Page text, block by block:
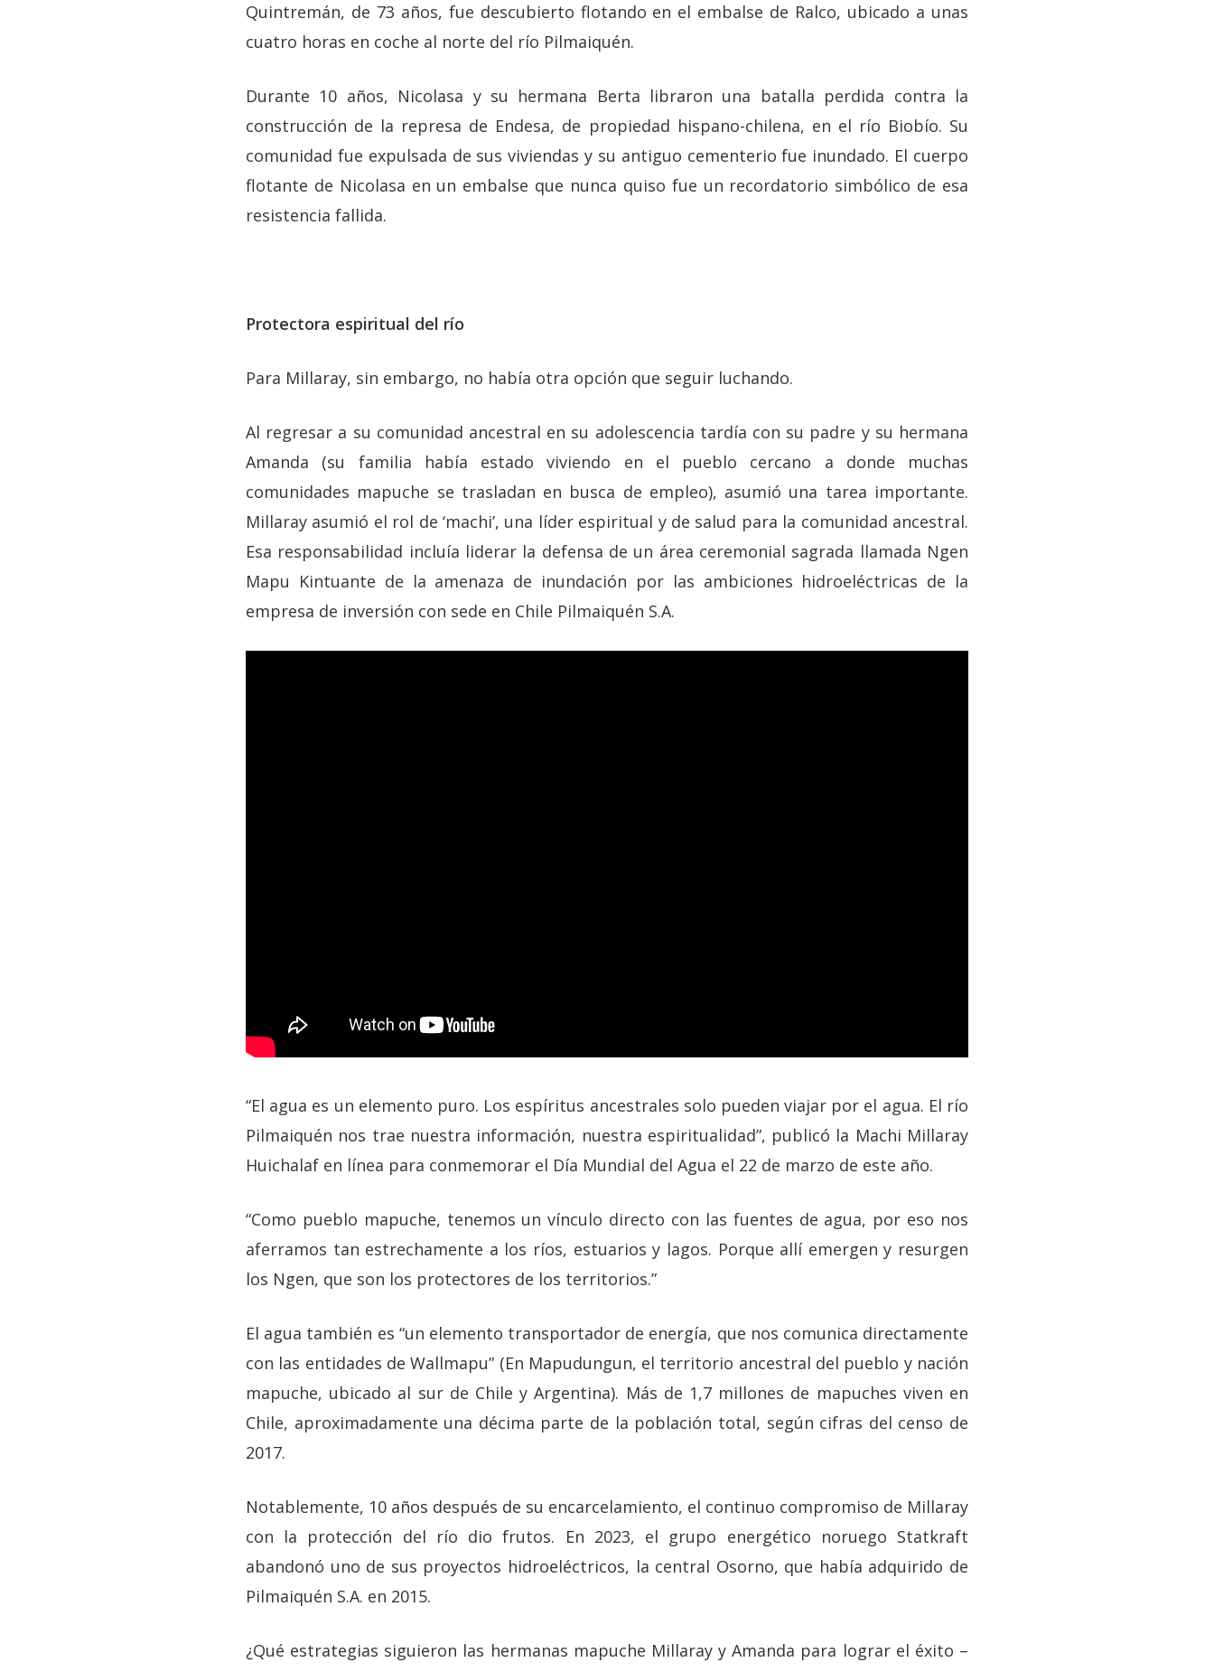
Quintremán, de 73 años, fue descubierto flotando en el embalse de Ralco, ubicado a unas
cuatro horas en coche al norte del río Pilmaiquén.
Durante 10 años, Nicolasa y su hermana Berta libraron una batalla perdida contra la
construcción de la represa de Endesa, de propiedad hispano-chilena, en el río Biobío. Su
comunidad fue expulsada de sus viviendas y su antiguo cementerio fue inundado. El cuerpo
flotante de Nicolasa en un embalse que nunca quiso fue un recordatorio simbólico de esa
resistencia fallida.
Protectora espiritual del río
Para Millaray, sin embargo, no había otra opción que seguir luchando.
Al regresar a su comunidad ancestral en su adolescencia tardía con su padre y su hermana
Amanda (su familia había estado viviendo en el pueblo cercano a donde muchas
comunidades mapuche se trasladan en busca de empleo), asumió una tarea importante.
Millaray asumió el rol de ‘machi’, una líder espiritual y de salud para la comunidad ancestral.
Esa responsabilidad incluía liderar la defensa de un área ceremonial sagrada llamada Ngen
Mapu Kintuante de la amenaza de inundación por las ambiciones hidroeléctricas de la
empresa de inversión con sede en Chile Pilmaiquén S.A.
“El agua es un elemento puro. Los espíritus ancestrales solo pueden viajar por el agua. El río
Pilmaiquén nos trae nuestra información, nuestra espiritualidad”, publicó la Machi Millaray
Huichalaf en línea para conmemorar el Día Mundial del Agua el 22 de marzo de este año.
“Como pueblo mapuche, tenemos un vínculo directo con las fuentes de agua, por eso nos
aferramos tan estrechamente a los ríos, estuarios y lagos. Porque allí emergen y resurgen
los Ngen, que son los protectores de los territorios.”
El agua también es “un elemento transportador de energía, que nos comunica directamente
con las entidades de Wallmapu” (En Mapudungun, el territorio ancestral del pueblo y nación
mapuche, ubicado al sur de Chile y Argentina). Más de 1,7 millones de mapuches viven en
Chile, aproximadamente una décima parte de la población total, según cifras del censo de
2017.
Notablemente, 10 años después de su encarcelamiento, el continuo compromiso de Millaray
con la protección del río dio frutos. En 2023, el grupo energético noruego Statkraft
abandonó uno de sus proyectos hidroeléctricos, la central Osorno, que había adquirido de
Pilmaiquén S.A. en 2015.
¿Qué estrategias siguieron las hermanas mapuche Millaray y Amanda para lograr el éxito –